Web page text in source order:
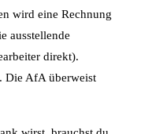
wird eine Rechnung
ausstellende
direkt).
Die AfA überweist